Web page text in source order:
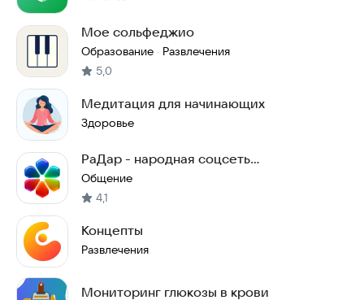
Мое сольфеджио
Образование · Развлечения
5,0
Медитация для начинающих
Здоровье
РаДар - народная соцсеть
взаимопомощи
Общение
4,1
Концепты
Развлечения
Мониторинг глюкозы в крови